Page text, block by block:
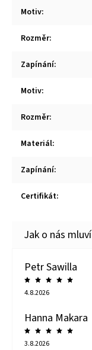
Motiv:
Rozměr:
Zapínání:
Motiv:
Rozměr:
Materiál:
Zapínání:
Certifikát:
Petr Sawilla
4.8.2026
Hanna Makara
3.8.2026